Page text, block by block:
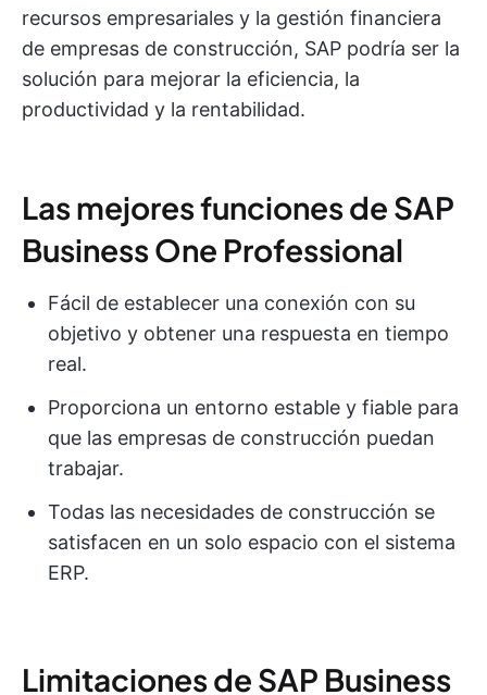
recursos empresariales y la gestión financiera
de empresas de construcción, SAP podría ser la
solución para mejorar la eficiencia, la
productividad y la rentabilidad.
Las mejores funciones de SAP
Business One Professional
Fácil de establecer una conexión con su
objetivo y obtener una respuesta en tiempo
real.
Proporciona un entorno estable y fiable para
que las empresas de construcción puedan
trabajar.
Todas las necesidades de construcción se
satisfacen en un solo espacio con el sistema
ERP.
Limitaciones de SAP Business